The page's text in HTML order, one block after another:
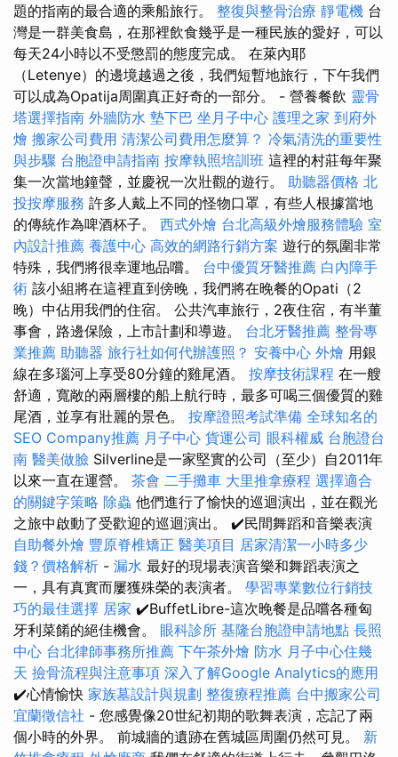
題的指南的最合適的乘船旅行。 整復與整骨治療 靜電機 台
灣是一群美食島，在那裡飲食幾乎是一種民族的愛好，可以
每天24小時以不受懲罰的態度完成。 在萊內耶
（Letenye）的邊境越過之後，我們短暫地旅行，下午我們
可以成為Opatija周圍真正好奇的一部分。 - 營養餐飲 靈骨
塔選擇指南 外牆防水 墊下巴 坐月子中心 護理之家 到府外
燴 搬家公司費用 清潔公司費用怎麼算？ 冷氣清洗的重要性
與步驟 台胞證申請指南 按摩執照培訓班 這裡的村莊每年聚
集一次當地鐘聲，並慶祝一次壯觀的遊行。 助聽器價格 北
投按摩服務 許多人戴上不同的怪物口罩，有些人根據當地
的傳統作為啤酒杯子。 西式外燴 台北高級外燴服務體驗 室
內設計推薦 養護中心 高效的網路行銷方案 遊行的氛圍非常
特殊，我們將很幸運地品嚐。 台中優質牙醫推薦 白內障手
術 該小組將在這裡直到傍晚，我們將在晚餐的Opati（2
晚）中佔用我們的住宿。 公共汽車旅行，2夜住宿，有半董
事會，路邊保險，上市計劃和導遊。 台北牙醫推薦 整骨專
業推薦 助聽器 旅行社如何代辦護照？ 安養中心 外燴 用銀
線在多瑙河上享受80分鐘的雞​​尾酒。 按摩技術課程 在一艘
舒適，寬敞的兩層樓的船上航行時，最多可喝三個優質的雞
尾酒，並享有壯麗的景色。 按摩證照考試準備 全球知名的
SEO Company推薦 月子中心 貨運公司 眼科權威 台胞證台
南 醫美做臉 Silverline是一家堅實的公司（至少）自2011年
以來一直在運營。 茶會 二手攤車 大里推拿療程 選擇適合
的關鍵字策略 除蟲 他們進行了愉快的巡迴演出，並在觀光
之旅中啟動了受歡迎的巡迴演出。 ✔️民間舞蹈和音樂表演
自助餐外燴 豐原脊椎矯正 醫美項目 居家清潔一小時多少
錢？價格解析 - 漏水 最好的現場表演音樂和舞蹈表演之
一，具有真實而屢獲殊榮的表演者。 學習專業數位行銷技
巧的最佳選擇 居家 ✔️BuffetLibre-這次晚餐是品嚐各種匈
牙利菜餚的絕佳機會。 眼科診所 基隆台胞證申請地點 長照
中心 台北律師事務所推薦 下午茶外燴 防水 月子中心住幾
天 撿骨流程與注意事項 深入了解Google Analytics的應用
✔️心情愉快 家族墓設計與規劃 整復療程推薦 台中搬家公司
宜蘭徵信社 - 您感覺像20世紀初期的歌舞表演，忘記了兩
個小時的外界。 前城牆的遺跡在舊城區周圍仍然可見。 新